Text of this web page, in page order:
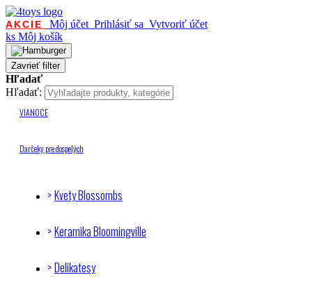
AKCIE Môj účet Prihlásiť sa Vytvoriť účet
ks Môj košík
Zavrieť filter
Hľadať
Hľadať:
VIANOCE
Darčeky pre dospelých
Kvety Blossombs
Keramika Bloomingville
Delikatesy